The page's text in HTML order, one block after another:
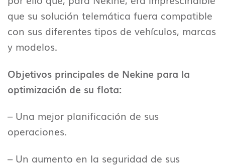
que su solución telemática fuera compatible
con sus diferentes tipos de vehículos, marcas
y modelos.
Objetivos principales de Nekine para la
optimización de su flota:
– Una mejor planificación de sus
operaciones.
– Un aumento en la seguridad de sus